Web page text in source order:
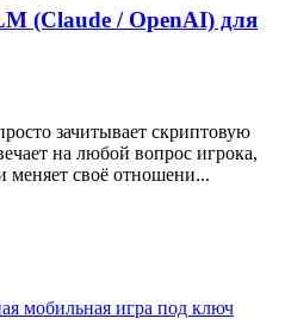
(Claude / OpenAI) для
зачитывает скриптовую
на любой вопрос игрока,
своё отношени...